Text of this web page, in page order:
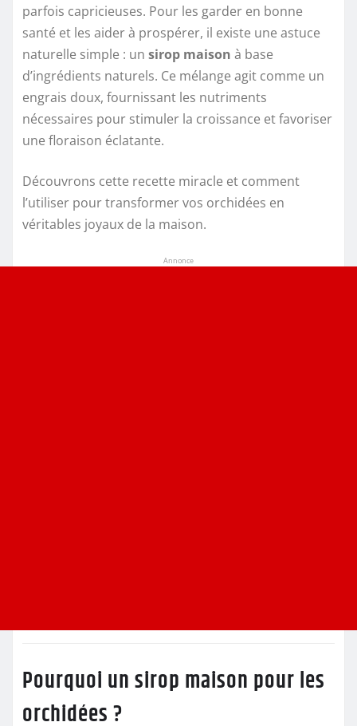
parfois capricieuses. Pour les garder en bonne
santé et les aider à prospérer, il existe une astuce
naturelle simple : un sirop maison à base
d’ingrédients naturels. Ce mélange agit comme un
engrais doux, fournissant les nutriments
nécessaires pour stimuler la croissance et favoriser
une floraison éclatante.
Découvrons cette recette miracle et comment
l’utiliser pour transformer vos orchidées en
véritables joyaux de la maison.
Annonce
Pourquoi un sirop maison pour les
orchidées ?